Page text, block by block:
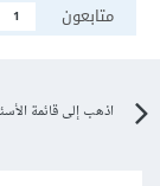
متابعون
1
اذهب إلى قائمة